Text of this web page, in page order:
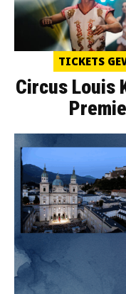
TICKETS
Circus Louis